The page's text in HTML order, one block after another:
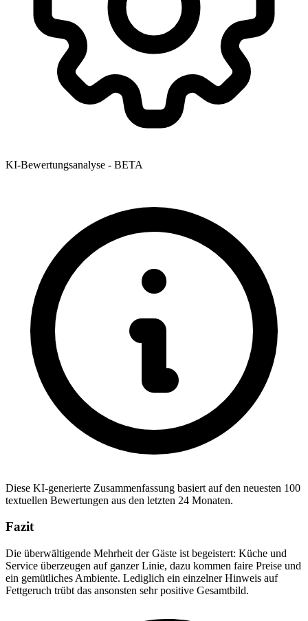
KI-Bewertungsanalyse - BETA
Diese KI-generierte Zusammenfassung basiert auf den neuesten 100
textuellen Bewertungen aus den letzten 24 Monaten.
Fazit
Die überwältigende Mehrheit der Gäste ist begeistert: Küche und
Service überzeugen auf ganzer Linie, dazu kommen faire Preise und
ein gemütliches Ambiente. Lediglich ein einzelner Hinweis auf
Fettgeruch trübt das ansonsten sehr positive Gesamtbild.